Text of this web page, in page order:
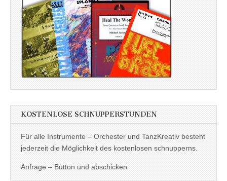
KOSTENLOSE SCHNUPPERSTUNDEN
Für alle Instrumente – Orchester und TanzKreativ besteht
jederzeit die Möglichkeit des kostenlosen schnupperns.
Anfrage – Button und abschicken